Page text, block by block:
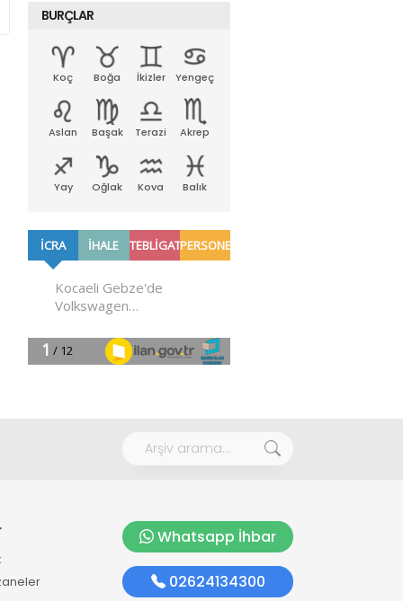
BURÇLAR
Koç Boğa İkizler Yengeç
Aslan Başak Terazi Akrep
Yay Oğlak Kova Balık
Whatsapp İhbar
02624134300